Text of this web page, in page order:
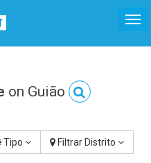
on Guião
Tipo Filtrar Distrito